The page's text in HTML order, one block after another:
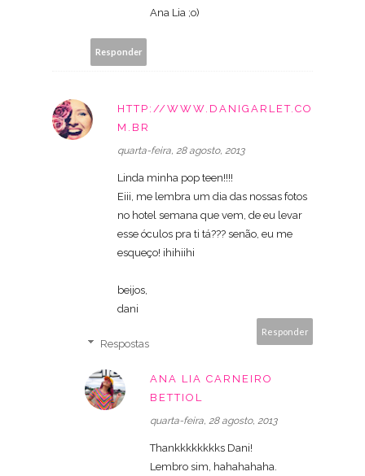
Ana Lia ;o)
Responder
HTTP://WWW.DANIGARLET.CO
M.BR
quarta-feira, 28 agosto, 2013
Linda minha pop teen!!!!
Eiii, me lembra um dia das nossas fotos
no hotel semana que vem, de eu levar
esse óculos pra ti tá??? senão, eu me
esqueço! ihihiihi
beijos,
dani
Responder
Respostas
ANA LIA CARNEIRO
BETTIOL
quarta-feira, 28 agosto, 2013
Thankkkkkkkks Dani!
Lembro sim, hahahahaha.